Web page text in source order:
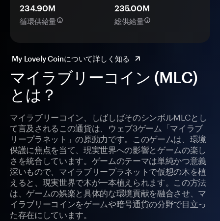
マイラブリーコイン (MLC)
とは？
マイラブリーコイン、しばしばそのシンボルMLCとし
て言及されるこの通貨は、ウェブ3ゲーム「マイラブ
リープラネット」の原動力です。このゲームは、環境
保護に焦点を当て、現実世界への影響とゲームの楽し
さを統合しています。ゲームのテーマは単純かつ意義
深いもので、マイラブリープラネットで仮想の木を植
えると、現実世界で木が一本植えられます。この方法
は、ゲームの娯楽と具体的な環境貢献を融合させ、マ
イラブリーコインをゲームや暗号通貨の分野で目立っ
た存在にしています。
234.90M
循環供給量
235.00M
総供給量
My Lovely Coinについて詳しく知る